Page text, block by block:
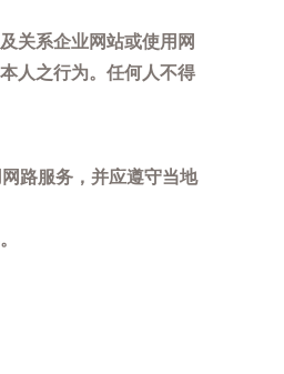
关系企业网站或使用网
人之行为。任何人不得
路服务，并应遵守当地